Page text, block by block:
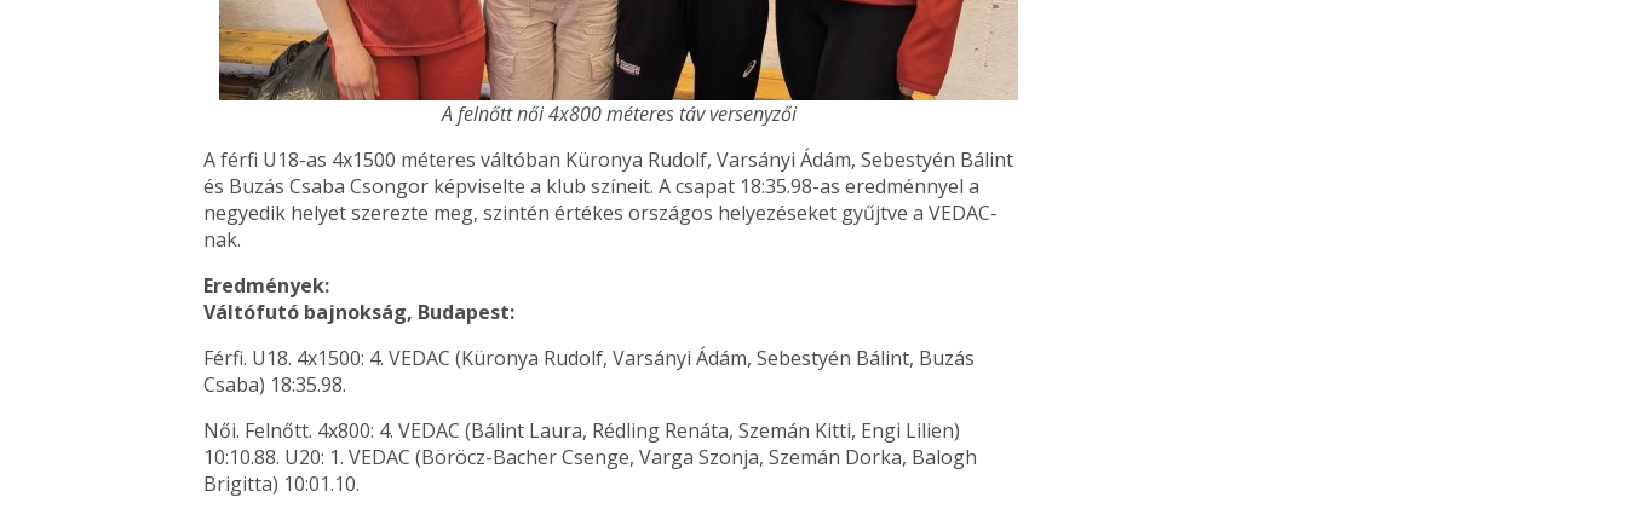
A felnőtt női 4x800 méteres táv versenyzői
A férfi U18-as 4x1500 méteres váltóban Küronya Rudolf, Varsányi Ádám, Sebestyén Bálint
és Buzás Csaba Csongor képviselte a klub színeit. A csapat 18:35.98-as eredménnyel a
negyedik helyet szerezte meg, szintén értékes országos helyezéseket gyűjtve a VEDAC-
nak.
Eredmények:
Váltófutó bajnokság, Budapest:
Férfi. U18. 4x1500: 4. VEDAC (Küronya Rudolf, Varsányi Ádám, Sebestyén Bálint, Buzás
Csaba) 18:35.98.
Női. Felnőtt. 4x800: 4. VEDAC (Bálint Laura, Rédling Renáta, Szemán Kitti, Engi Lilien)
10:10.88. U20: 1. VEDAC (Böröcz-Bacher Csenge, Varga Szonja, Szemán Dorka, Balogh
Brigitta) 10:01.10.